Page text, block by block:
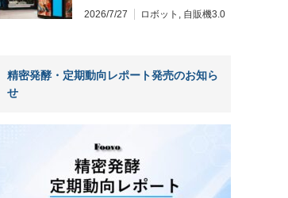
2026/7/27 ロボット 自販機3.0
精密発酵・定期動向レポート発売のお知ら
せ